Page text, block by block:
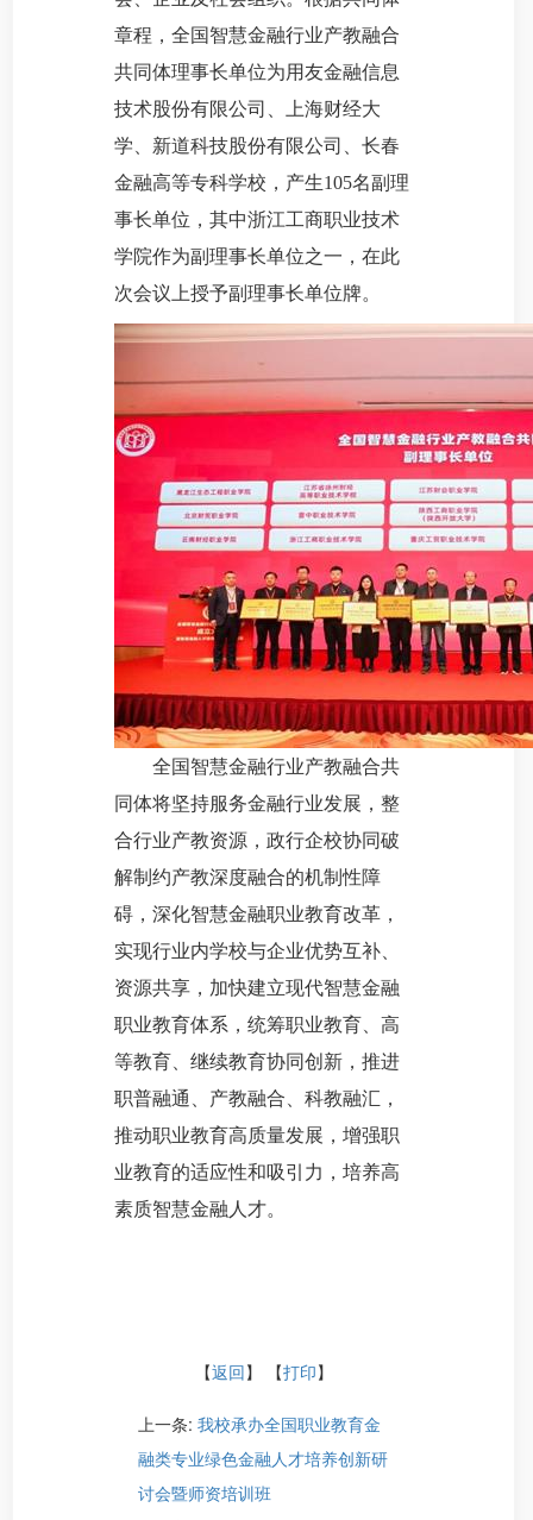
章程，全国智慧金融行业产教融合
共同体理事长单位为用友金融信息
技术股份有限公司、上海财经大
学、新道科技股份有限公司、长春
金融高等专科学校，产生105名副理
事长单位，其中浙江工商职业技术
学院作为副理事长单位之一，在此
次会议上授予副理事长单位牌。
全国智慧金融行业产教融合共
同体将坚持服务金融行业发展，整
合行业产教资源，政行企校协同破
解制约产教深度融合的机制性障
碍，深化智慧金融职业教育改革，
实现行业内学校与企业优势互补、
资源共享，加快建立现代智慧金融
职业教育体系，统筹职业教育、高
等教育、继续教育协同创新，推进
职普融通、产教融合、科教融汇，
推动职业教育高质量发展，增强职
业教育的适应性和吸引力，培养高
素质智慧金融人才。
【返回】 【打印】
上一条: 我校承办全国职业教育金
融类专业绿色金融人才培养创新研
讨会暨师资培训班